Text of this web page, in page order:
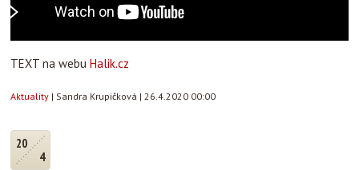
TEXT na webu Halik.cz
Aktuality | Sandra Krupičková | 26.4.2020 00:00
20
4